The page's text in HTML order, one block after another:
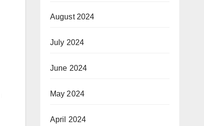
August 2024
July 2024
June 2024
May 2024
April 2024